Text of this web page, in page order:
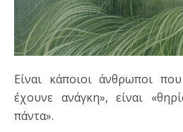
Είναι κάποιοι άνθρωποι που είναι δυνατοί, «δεν
έχουνε ανάγκη», είναι
πάντα».